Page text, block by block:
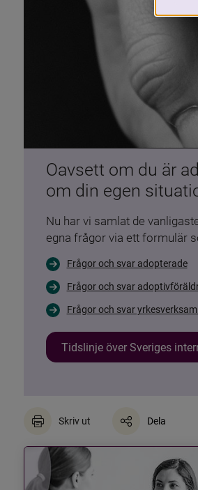
Oavsett om du är
om din egen
Nu har vi samlat de
egna frågor via ett formulär
Frågor och svar adopterade
Frågor och svar
Frågor och svar
Tidslinje över Sveriges
Skriv ut Dela